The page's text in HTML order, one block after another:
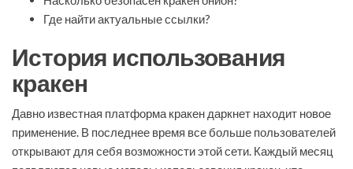
Где найти актуальные ссылки?
История использования
кракен
Давно известная платформа кракен даркнет находит новое
применение. В последнее время все больше пользователей
открывают для себя возможности этой сети. Каждый месяц